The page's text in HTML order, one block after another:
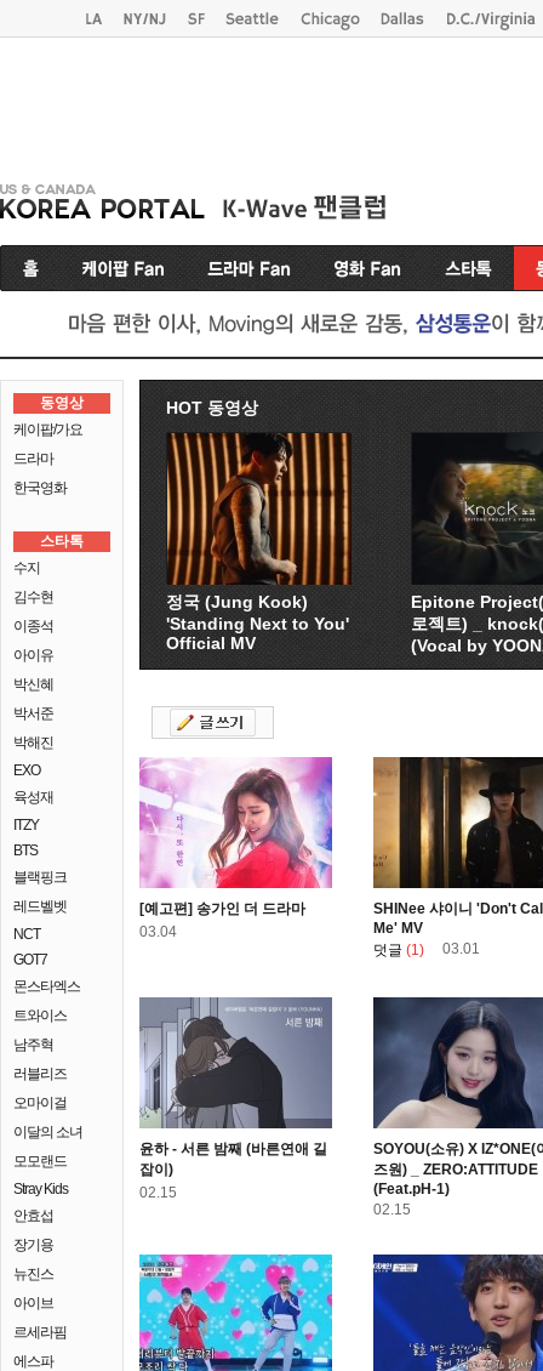
동영상
케이팝/가요
드라마
한국영화
스타톡
수지
김수현
이종석
아이유
박신혜
박서준
박해진
EXO
육성재
ITZY
BTS
블랙핑크
레드벨벳
NCT
GOT7
몬스타엑스
트와이스
남주혁
러블리즈
오마이걸
이달의 소녀
모모랜드
Stray Kids
안효섭
장기용
뉴진스
아이브
르세라핌
에스파
HOT 동영상
정국 (Jung Kook)
'Standing Next to You'
Official MV
Epitone
로젝트) _
(Vocal by
[예고편] 송가인 더 드라마
03.04
SHINee 샤이니 'Don't
Me' MV
덧글 (1) 03.01
윤하 - 서른 밤째 (바른연애 길
잡이)
02.15
SOYOU(소유) X IZ*ONE(
즈원) _ ZERO:ATTITUDE
(Feat.pH-1)
02.15